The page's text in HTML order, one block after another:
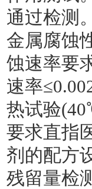
通过检测
金属腐蚀
蚀速率要
速率
热试验
要求直指
剂的配方
残留量检